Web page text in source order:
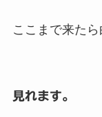
ここまで来た
見れます。